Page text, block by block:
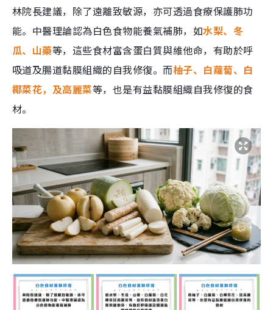
林院長建議，除了遠離致敏源，亦可透過食療保護肺功
能。中醫理論認為白色食物能養氣補肺，如水梨、冬
瓜、山藥等，這些食材富含蛋白質與維他命，有助於呼
吸道及腸道黏膜組織的自我修復。而柚子、白蘿蔔、白
椰菜花，及高麗菜等，也是有益黏膜組織自我修復的食
材。